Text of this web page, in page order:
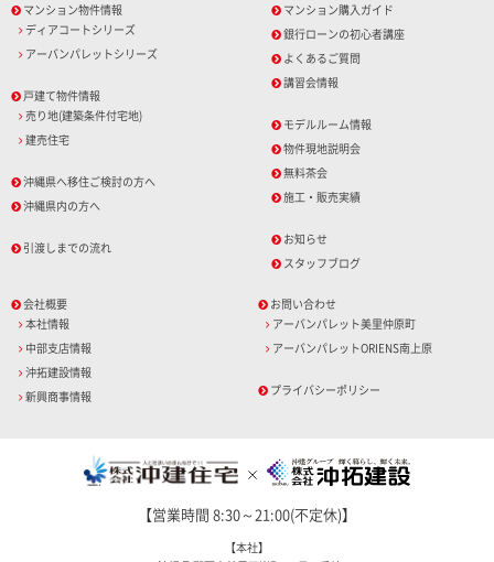
マンション物件情報
ディアコートシリーズ
アーバンパレットシリーズ
戸建て物件情報
売り地(建築条件付宅地)
建売住宅
沖縄県へ移住ご検討の方へ
沖縄県内の方へ
引渡しまでの流れ
マンション購入ガイド
銀行ローンの初心者講座
よくあるご質問
講習会情報
モデルルーム情報
物件現地説明会
無料茶会
施工・販売実績
お知らせ
スタッフブログ
会社概要
本社情報
中部支店情報
沖拓建設情報
新興商事情報
お問い合わせ
アーバンパレット美里仲原町
アーバンパレットORIENS南上原
プライバシーポリシー
【営業時間 8:30～21:00(不定休)】
【本社】